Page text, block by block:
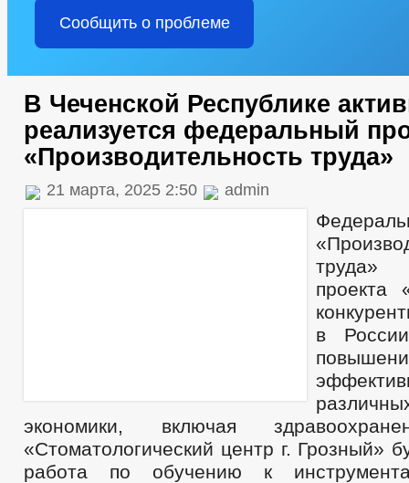
Сообщить о проблеме
В Чеченской Республике
реализуется федеральный
«Производительность труда»
21 марта, 2025 2:50 admin
труда»
проекта
в
экономики, включая
«Стоматологический центр г. Грозный»
работа по обучению к